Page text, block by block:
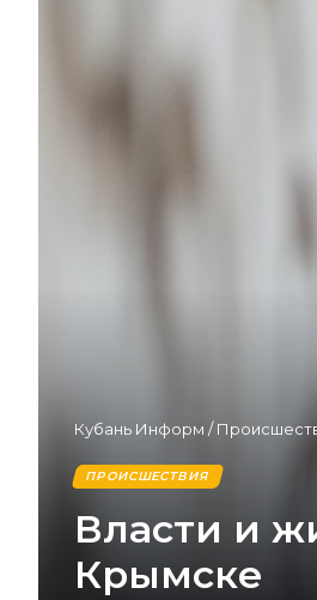
Кубань Информ /
ПРОИСШЕСТВИЯ
Власти и
Крымске